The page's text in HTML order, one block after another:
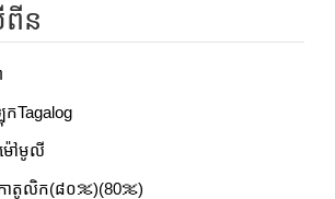
ពីន
កTagalog
ម៉ៅមូលី
ាតូលិក(៨០％)(80％)